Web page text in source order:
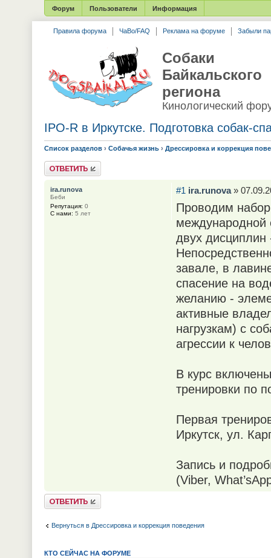
Форум Пользователи Информация
Правила форума ЧаВо/FAQ Реклама на форуме Забыли
Собаки
Байкальского
региона
Кинологический
IPO-R в Иркутске. Подготовка собак-
Список разделов › Собачья жизнь › Дрессировка и коррекция
Ответить
#1 ira.runova»
Проводим набор
международной
двух дисциплин
завале, в
спасение на
желанию -
активные
нагрузкам) с
агрессии к
В курс
тренировки по
Первая
Иркутск, ул.
Запись и
(Viber,
ira.runova
Беби
Репутация: 0
С нами: 5 лет
Ответить
Вернуться в Дрессировка и коррекция поведения
КТО СЕЙЧАС НА ФОРУМЕ